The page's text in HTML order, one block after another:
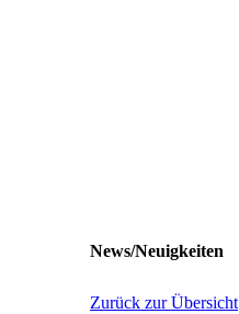
News/Neuigkeiten
Zurück zur Übersicht